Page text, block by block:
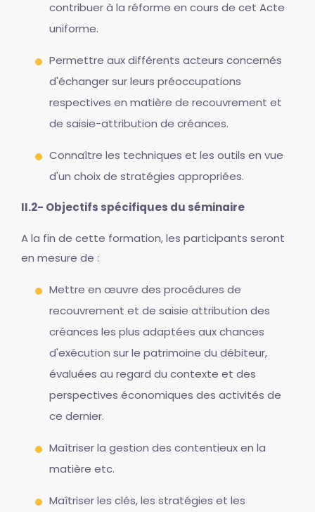
contribuer à la réforme en cours de cet Acte
uniforme.
Permettre aux différents acteurs concernés
d'échanger sur leurs préoccupations
respectives en matière de recouvrement et
de saisie-attribution de créances.
Connaître les techniques et les outils en vue
d'un choix de stratégies appropriées.
II.2- Objectifs spécifiques du séminaire
A la fin de cette formation, les participants seront
en mesure de :
Mettre en œuvre des procédures de
recouvrement et de saisie attribution des
créances les plus adaptées aux chances
d'exécution sur le patrimoine du débiteur,
évaluées au regard du contexte et des
perspectives économiques des activités de
ce dernier.
Maîtriser la gestion des contentieux en la
matière etc.
Maîtriser les clés, les stratégies et les